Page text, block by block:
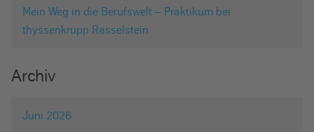
Mein Weg in die Berufswelt – Praktikum bei
thyssenkrupp Rasselstein
Archiv
Juni 2026